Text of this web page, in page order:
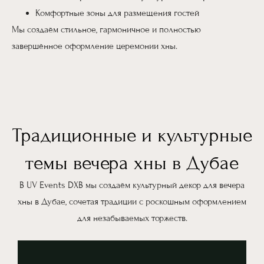
Комфортные зоны для размещения гостей
Мы создаём стильное, гармоничное и полностью
завершённое оформление церемонии хны.
Традиционные и культурные
темы вечера хны в Дубае
В UV Events DXB мы создаём культурный декор для вечера
хны в Дубае, сочетая традиции с роскошным оформлением
для незабываемых торжеств.